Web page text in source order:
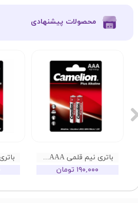
باتری نیم قلمی AAA کملیون مدل Plus Alkaline
۱۹۰,۰۰۰ تومان
​محصولات پیشنهادی